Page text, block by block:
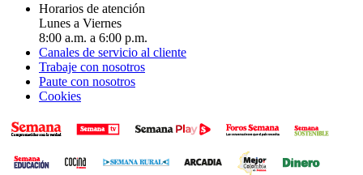
Horarios de atención
Lunes a Viernes
8:00 a.m. a 6:00 p.m.
Canales de servicio al cliente
Trabaje con nosotros
Paute con nosotros
Cookies